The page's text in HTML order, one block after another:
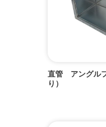
直管 アングル
り）